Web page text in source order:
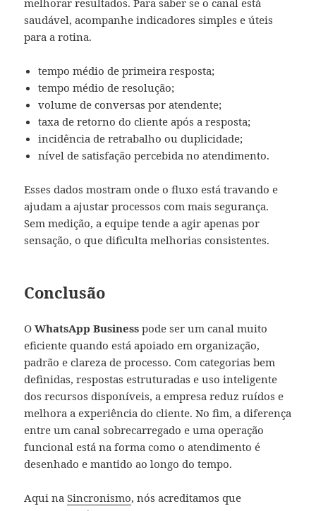
melhorar resultados. Para saber se o canal está
saudável, acompanhe indicadores simples e úteis
para a rotina.
tempo médio de primeira resposta;
tempo médio de resolução;
volume de conversas por atendente;
taxa de retorno do cliente após a resposta;
incidência de retrabalho ou duplicidade;
nível de satisfação percebida no atendimento.
Esses dados mostram onde o fluxo está travando e
ajudam a ajustar processos com mais segurança.
Sem medição, a equipe tende a agir apenas por
sensação, o que dificulta melhorias consistentes.
Conclusão
OWhatsApp Business pode ser um canal muito
eficiente quando está apoiado em organização,
padrão e clareza de processo. Com categorias bem
definidas, respostas estruturadas e uso inteligente
dos recursos disponíveis, a empresa reduz ruídos e
melhora a experiência do cliente. No fim, a diferença
entre um canal sobrecarregado e uma operação
funcional está na forma como o atendimento é
desenhado e mantido ao longo do tempo.
Aqui naSincronismo, nós acreditamos que